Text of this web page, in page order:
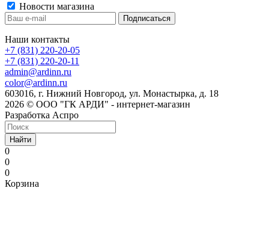
Новости магазина
Наши контакты
+7 (831) 220-20-05
+7 (831) 220-20-11
admin@ardinn.ru
color@ardinn.ru
603016, г. Нижний Новгород, ул. Монастырка, д. 18
2026 © ООО "ГК АРДИ" - интернет-магазин
Разработка Аспро
Найти
0
0
0
Корзина